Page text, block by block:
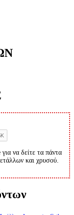
να δείτε τα πάντα
και χρυσού.